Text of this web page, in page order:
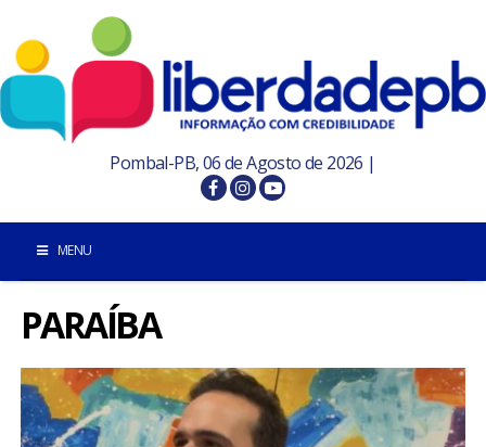
Pombal-PB, 06 de Agosto de 2026 |
MENU
INÍCIO
POMBAL E REGIÃO
PARAÍBA
PARAÍBA